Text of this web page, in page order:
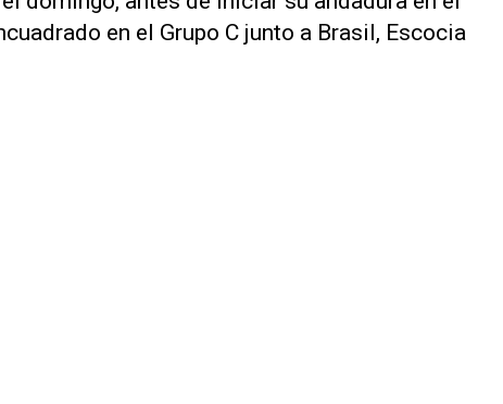
en el ​Grupo C junto a Brasil, Escocia